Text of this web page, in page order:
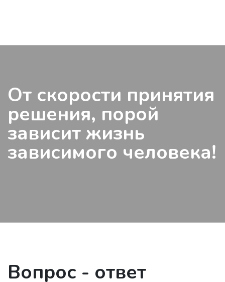
От скорости принятия
решения, порой
зависит жизнь
зависимого человека!
Вопрос - ответ